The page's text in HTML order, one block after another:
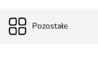
Pozostałe